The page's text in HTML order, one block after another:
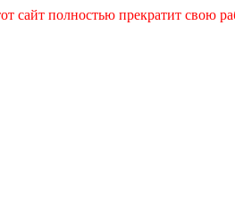
сайт полностью прекратит свою